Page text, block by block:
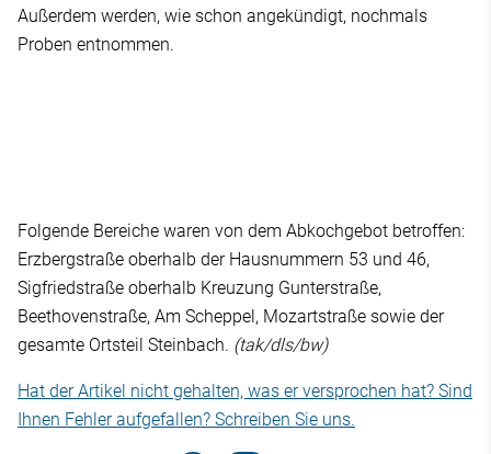
Außerdem werden, wie schon angekündigt, nochmals
Proben entnommen.
Folgende Bereiche waren von dem Abkochgebot betroffen:
Erzbergstraße oberhalb der Hausnummern 53 und 46,
Sigfriedstraße oberhalb Kreuzung Gunterstraße,
Beethovenstraße, Am Scheppel, Mozartstraße sowie der
gesamte Ortsteil Steinbach. (tak/dls/bw)
Hat der Artikel nicht gehalten, was er versprochen hat? Sind
Ihnen Fehler aufgefallen? Schreiben Sie uns.